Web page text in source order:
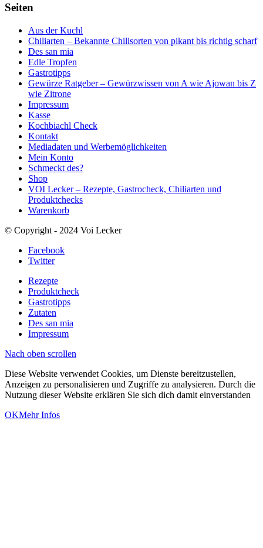
Seiten
Aus der Kuchl
Chiliarten – Bekannte Chilisorten von pikant bis richtig scharf
Des san mia
Edle Tropfen
Gastrotipps
Gewürze Ratgeber – Gewürzwissen von A wie Ajowan bis Z
wie Zitrone
Impressum
Kasse
Kochbiachl Check
Kontakt
Mediadaten und Werbemöglichkeiten
Mein Konto
Schmeckt des?
Shop
VOI Lecker – Rezepte, Gastrocheck, Chiliarten und
Produktchecks
Warenkorb
© Copyright - 2024 Voi Lecker
Facebook
Twitter
Rezepte
Produktcheck
Gastrotipps
Zutaten
Des san mia
Impressum
Nach oben scrollen
Diese Website verwendet Cookies, um Dienste bereitzustellen,
Anzeigen zu personalisieren und Zugriffe zu analysieren. Durch die
Nutzung dieser Website erklären Sie sich dich damit einverstanden
OKMehr Infos